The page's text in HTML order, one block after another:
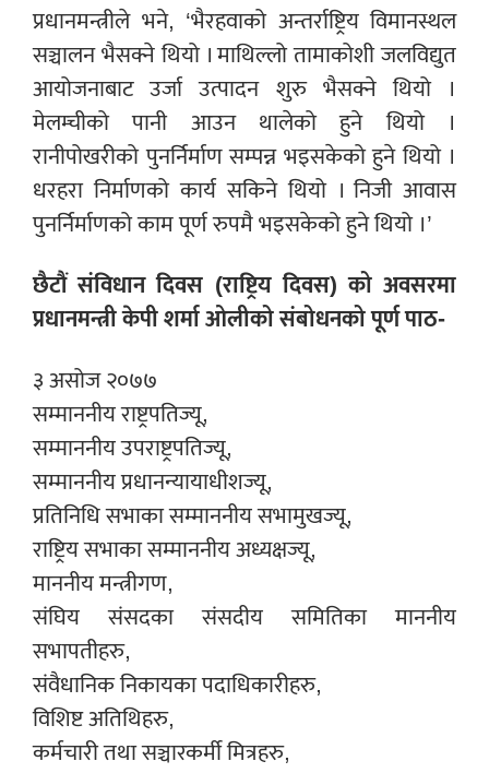
प्रधानमन्त्रीले भने, ‘भैरहवाको अन्तर्राष्ट्रिय विमानस्थल
सञ्चालन भैसक्ने थियो । माथिल्लो तामाकोशी जलविद्युत
आयोजनाबाट उर्जा उत्पादन शुरु भैसक्ने थियो ।
मेलम्चीको पानी आउन थालेको हुने थियो ।
रानीपोखरीको पुनर्निर्माण सम्पन्न भइसकेको हुने थियो ।
धरहरा निर्माणको कार्य सकिने थियो । निजी आवास
पुनर्निर्माणको काम पूर्ण रुपमै भइसकेको हुने थियो ।’
छैटौं संविधान दिवस (राष्ट्रिय दिवस) को अवसरमा
प्रधानमन्त्री केपी शर्मा ओलीको संबोधनको पूर्ण पाठ-
३ असोज २०७७
सम्माननीय राष्ट्रपतिज्यू,
सम्माननीय उपराष्ट्रपतिज्यू,
सम्माननीय प्रधानन्यायाधीशज्यू,
प्रतिनिधि सभाका सम्माननीय सभामुखज्यू,
राष्ट्रिय सभाका सम्माननीय अध्यक्षज्यू,
माननीय मन्त्रीगण,
संघिय संसदका संसदीय समितिका माननीय
सभापतीहरु,
संवैधानिक निकायका पदाधिकारीहरु,
विशिष्ट अतिथिहरु,
कर्मचारी तथा सञ्चारकर्मी मित्रहरु,